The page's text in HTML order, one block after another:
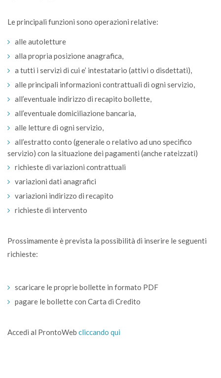
Le principali funzioni sono operazioni relative:
alle autoletture
alla propria posizione anagrafica,
a tutti i servizi di cui e’ intestatario (attivi o disdettati),
alle principali informazioni contrattuali di ogni servizio,
all’eventuale indirizzo di recapito bollette,
all’eventuale domiciliazione bancaria,
alle letture di ogni servizio,
all’estratto conto (generale o relativo ad uno specifico
servizio) con la situazione dei pagamenti (anche rateizzati)
richieste di variazioni contrattuali
variazioni dati anagrafici
variazioni indirizzo di recapito
richieste di intervento
Prossimamente è prevista la possibilità di inserire le seguenti
richieste:
scaricare le proprie bollette in formato PDF
pagare le bollette con Carta di Credito
Accedi al ProntoWeb cliccando qui